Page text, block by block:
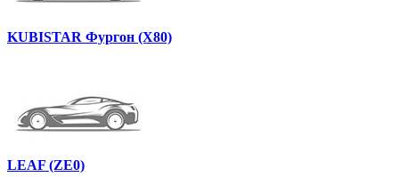
KUBISTAR Фургон (X80)
LEAF (ZE0)